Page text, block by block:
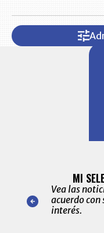
nuestro
para
MI
Vea las
acuerdo con
interés.